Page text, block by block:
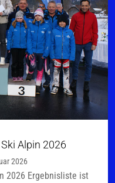
Alpin 2026
2026
2026 Ergebnisliste ist